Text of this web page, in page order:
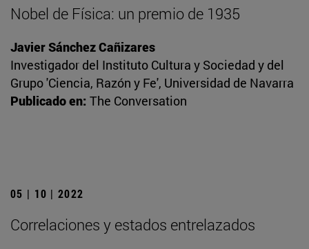
Nobel de Física: un premio de 1935
Javier Sánchez Cañizares
Investigador del Instituto Cultura y Sociedad y del
Grupo 'Ciencia, Razón y Fe', Universidad de Navarra
Publicado en: The Conversation
05 | 10 | 2022
Correlaciones y estados entrelazados